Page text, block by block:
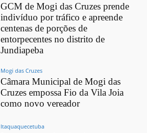
GCM de Mogi das Cruzes prende
indivíduo por tráfico e apreende
centenas de porções de
entorpecentes no distrito de
Jundiapeba
Mogi das Cruzes
Câmara Municipal de Mogi das
Cruzes empossa Fio da Vila Joia
como novo vereador
Itaquaquecetuba